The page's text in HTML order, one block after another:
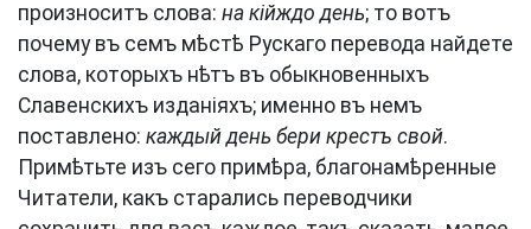
произноситъ слова: на кійждо день; то вотъ
почему въ семъ мѣстѣ Рускаго перевода найдете
слова, которыхъ нѣтъ въ обыкновенныхъ
Славенскихъ изданіяхъ; именно въ немъ
поставлено: каждый день бери крестъ свой.
Примѣтьте изъ сего примѣра, благонамѣренные
Читатели, какъ старались переводчики